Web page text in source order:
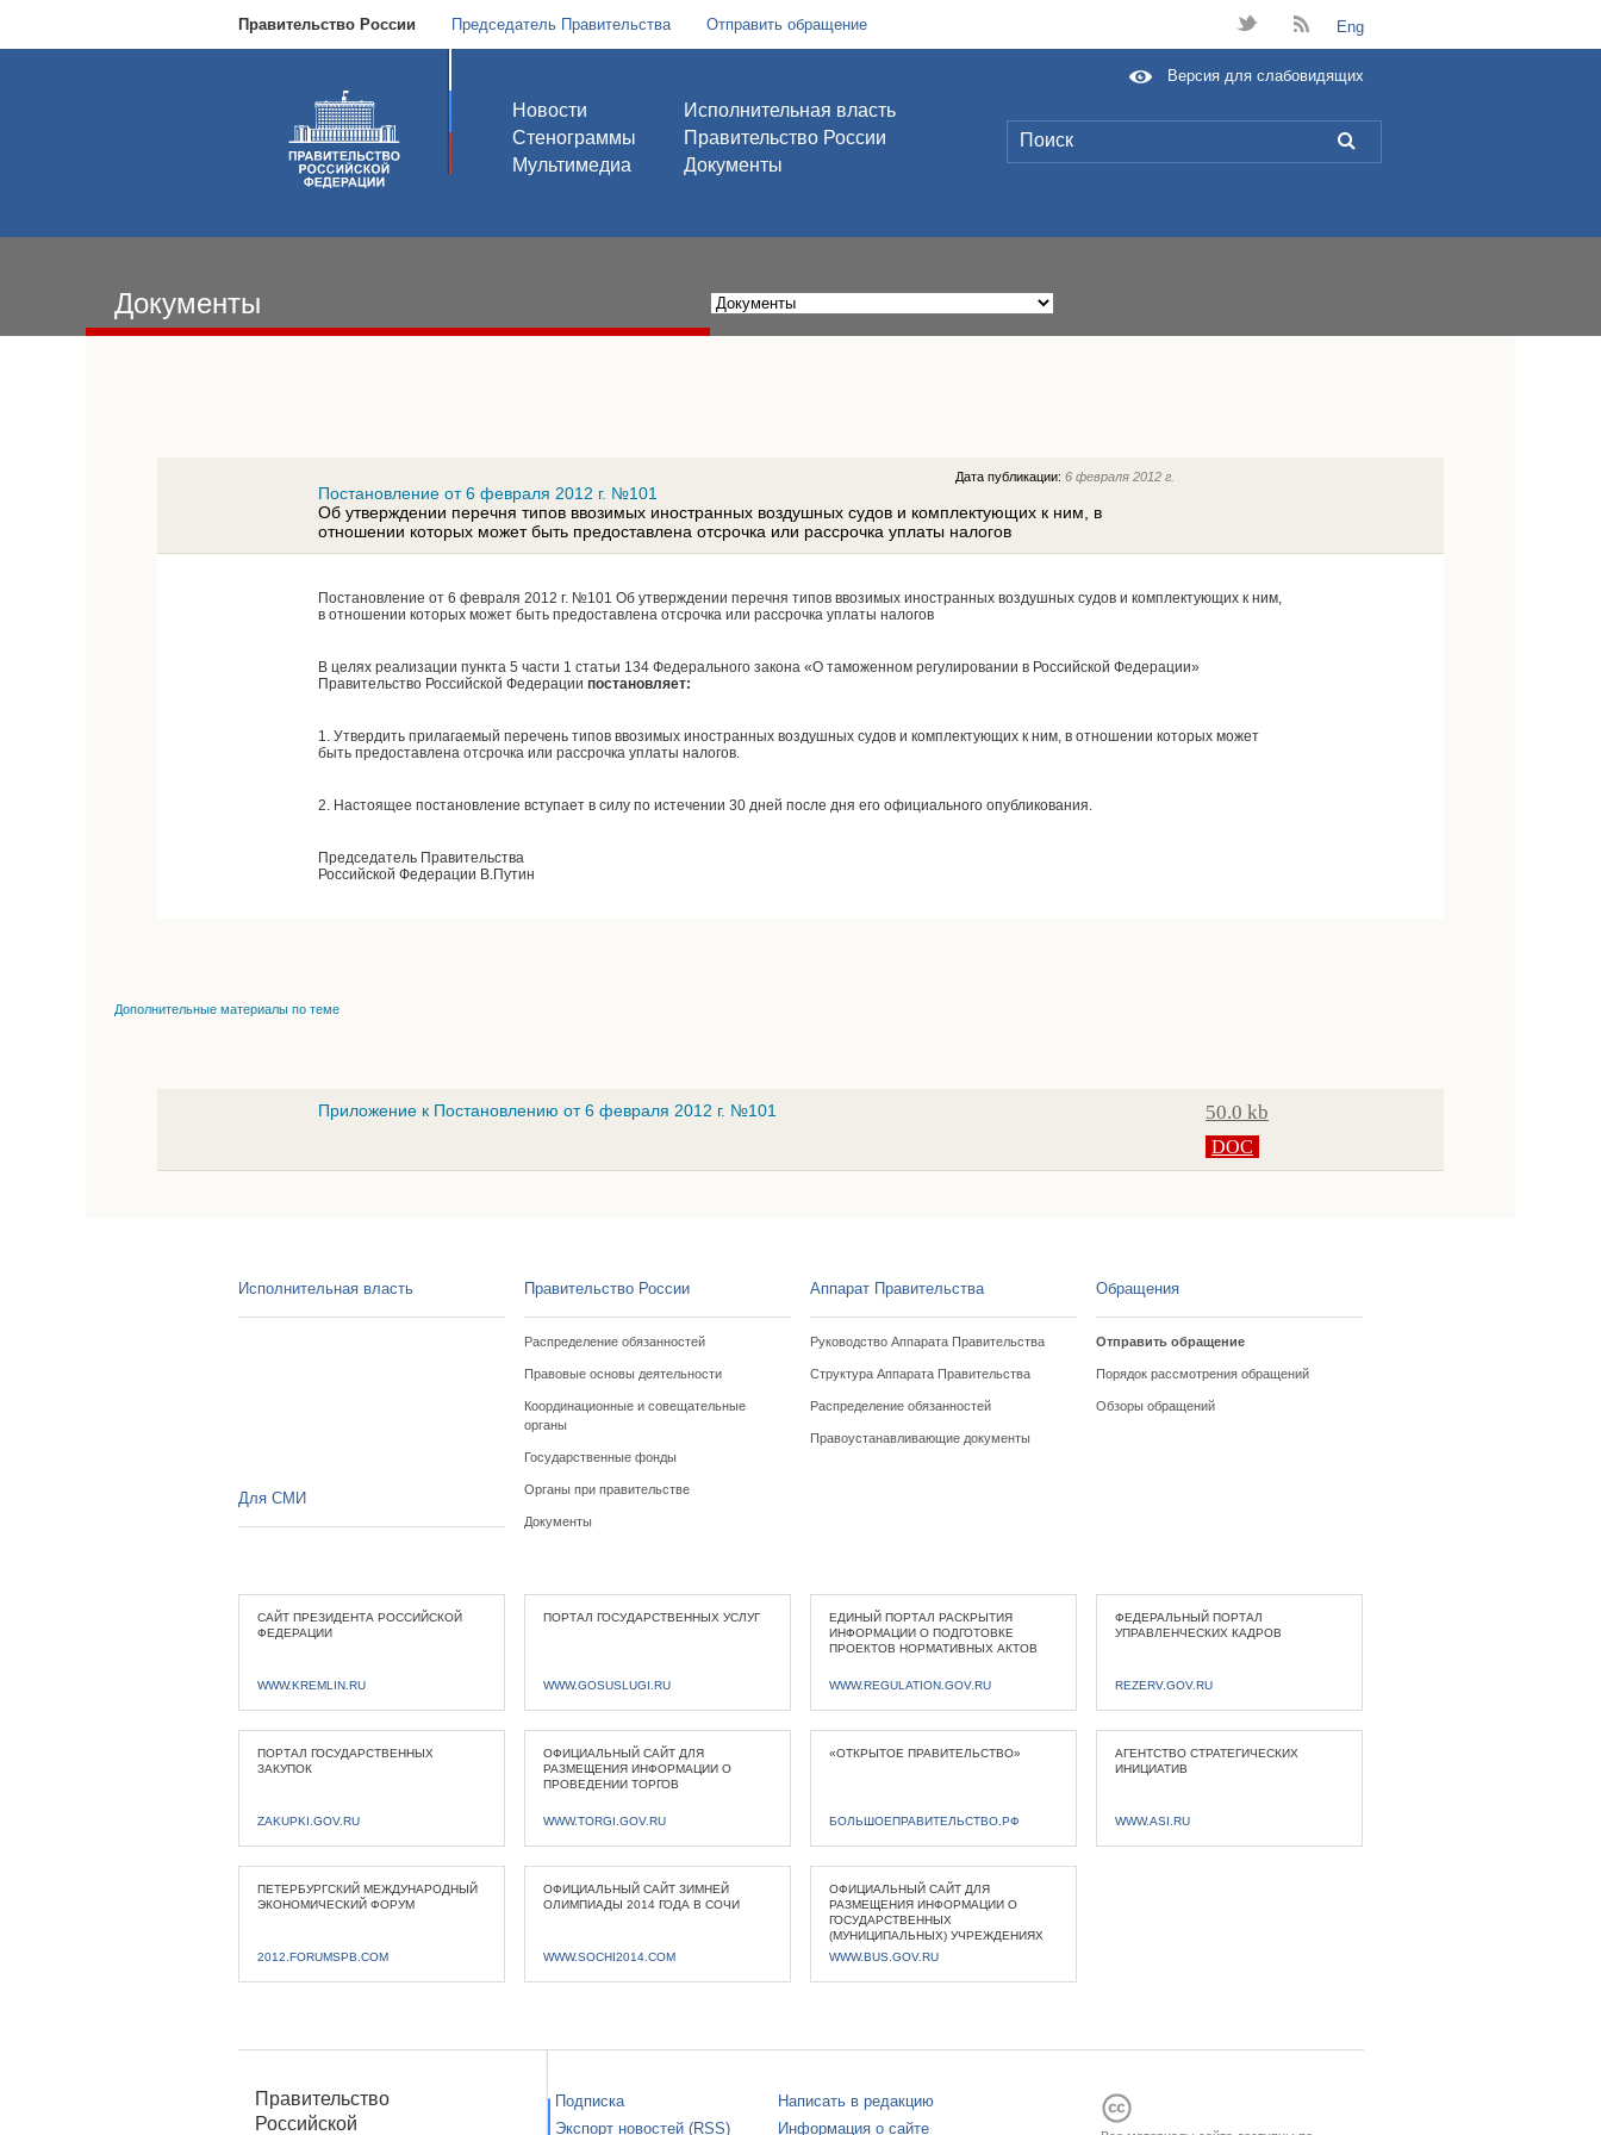
Правительство России Председатель Правительства Отправить обращение t B Eng
Новости
Стенограммы
Мультимедиа
Исполнительная власть
Правительство России
Документы
L
Версия для слабовидящих
Документы
Дата публикации:6 февраля 2012 г.
Постановление от 6 февраля 2012 г. №101
Об утверждении перечня типов ввозимых иностранных воздушных судов и комплектующих к ним, в
отношении которых может быть предоставлена отсрочка или рассрочка уплаты налогов
Постановление от 6 февраля 2012 г. №101 Об утверждении перечня типов ввозимых иностранных воздушных судов и комплектующих к ним,
в отношении которых может быть предоставлена отсрочка или рассрочка уплаты налогов
В целях реализации пункта 5 части 1 статьи 134 Федерального закона «О таможенном регулировании в Российской Федерации»
Правительство Российской Федерации постановляет:
1. Утвердить прилагаемый перечень типов ввозимых иностранных воздушных судов и комплектующих к ним, в отношении которых может
быть предоставлена отсрочка или рассрочка уплаты налогов.
2. Настоящее постановление вступает в силу по истечении 30 дней после дня его официального опубликования.
Председатель Правительства
Российской Федерации В.Путин
Дополнительные материалы по теме
Приложение к Постановлению от 6 февраля 2012 г. №101 50.0 kb
DOC
Исполнительная власть Правительство России
Распределение обязанностей
Правовые основы деятельности
Координационные и совещательные
органы
Государственные фонды
Органы при правительстве
Документы
Аппарат Правительства
Руководство Аппарата Правительства
Структура Аппарата Правительства
Распределение обязанностей
Правоустанавливающие документы
Обращения
Отправить обращение
Порядок рассмотрения обращений
Обзоры обращений
Для СМИ
САЙТ ПРЕЗИДЕНТА РОССИЙСКОЙ
ФЕДЕРАЦИИ
WWW.KREMLIN.RU
ПОРТАЛ ГОСУДАРСТВЕННЫХ УСЛУГ
WWW.GOSUSLUGI.RU
ЕДИНЫЙ ПОРТАЛ РАСКРЫТИЯ
ИНФОРМАЦИИ О ПОДГОТОВКЕ
ПРОЕКТОВ НОРМАТИВНЫХ АКТОВ
WWW.REGULATION.GOV.RU
ФЕДЕРАЛЬНЫЙ ПОРТАЛ
УПРАВЛЕНЧЕСКИХ КАДРОВ
REZERV.GOV.RU
ПОРТАЛ ГОСУДАРСТВЕННЫХ
ЗАКУПОК
ZAKUPKI.GOV.RU
ОФИЦИАЛЬНЫЙ САЙТ ДЛЯ
РАЗМЕЩЕНИЯ ИНФОРМАЦИИ О
ПРОВЕДЕНИИ ТОРГОВ
WWW.TORGI.GOV.RU
«ОТКРЫТОЕ ПРАВИТЕЛЬСТВО»
БОЛЬШОЕПРАВИТЕЛЬСТВО.РФ
АГЕНТСТВО СТРАТЕГИЧЕСКИХ
ИНИЦИАТИВ
WWW.ASI.RU
ПЕТЕРБУРГСКИЙ МЕЖДУНАРОДНЫЙ
ЭКОНОМИЧЕСКИЙ ФОРУМ
2012.FORUMSPB.COM
ОФИЦИАЛЬНЫЙ САЙТ ЗИМНЕЙ
ОЛИМПИАДЫ 2014 ГОДА В СОЧИ
WWW.SOCHI2014.COM
ОФИЦИАЛЬНЫЙ САЙТ ДЛЯ
РАЗМЕЩЕНИЯ ИНФОРМАЦИИ О
ГОСУДАРСТВЕННЫХ
(МУНИЦИПАЛЬНЫХ) УЧРЕЖДЕНИЯХ
WWW.BUS.GOV.RU
Правительство
Российской
Подписка
Экспорт новостей (RSS)
Написать в редакцию
Информация о сайте